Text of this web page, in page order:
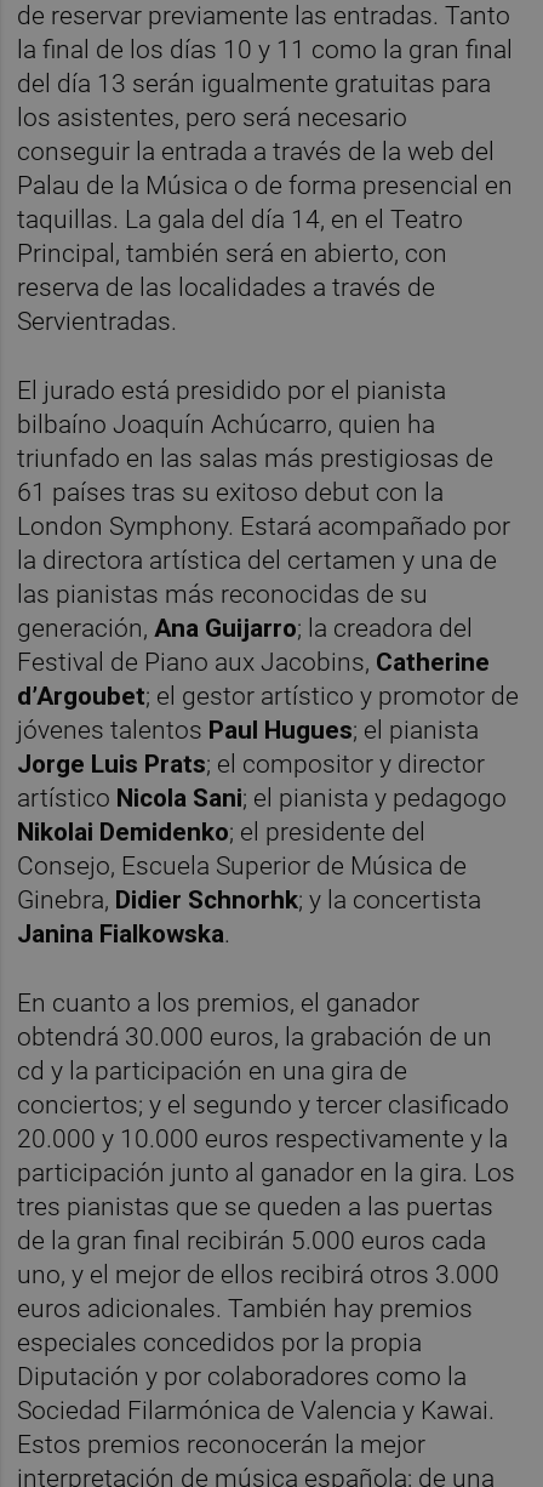
de reservar previamente las entradas. Tanto
la final de los días 10 y 11 como la gran final
del día 13 serán igualmente gratuitas para
los asistentes, pero será necesario
conseguir la entrada a través de la web del
Palau de la Música o de forma presencial en
taquillas. La gala del día 14, en el Teatro
Principal, también será en abierto, con
reserva de las localidades a través de
Servientradas.
El jurado está presidido por el pianista
bilbaíno Joaquín Achúcarro, quien ha
triunfado en las salas más prestigiosas de
61 países tras su exitoso debut con la
London Symphony. Estará acompañado por
la directora artística del certamen y una de
las pianistas más reconocidas de su
generación,Ana Guijarro; la creadora del
Festival de Piano aux Jacobins, Catherine
d’Argoubet; el gestor artístico y promotor de
jóvenes talentos Paul Hugues; el pianista
Jorge Luis Prats; el compositor y director
artístico Nicola Sani; el pianista y pedagogo
Nikolai Demidenko; el presidente del
Consejo, Escuela Superior de Música de
Ginebra, Didier Schnorhk; y la concertista
Janina Fialkowska.
En cuanto a los premios, el ganador
obtendrá 30.000 euros, la grabación de un
cd y la participación en una gira de
conciertos; y el segundo y tercer clasificado
20.000 y 10.000 euros respectivamente y la
participación junto al ganador en la gira. Los
tres pianistas que se queden a las puertas
de la gran final recibirán 5.000 euros cada
uno, y el mejor de ellos recibirá otros 3.000
euros adicionales. También hay premios
especiales concedidos por la propia
Diputación y por colaboradores como la
Sociedad Filarmónica de Valencia y Kawai.
Estos premios reconocerán la mejor
interpretación de música española; de una